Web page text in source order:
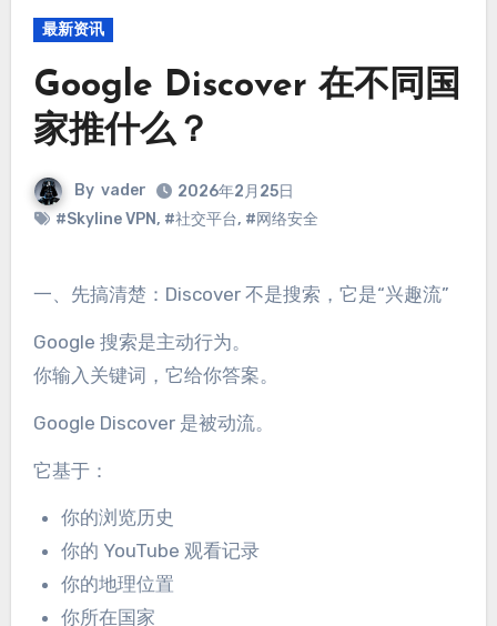
最新资讯
Google Discover 在不同国
家推什么？
By vader
2026年2月25日
#Skyline VPN, #社交平台, #网络安全
一、先搞清楚：Discover 不是搜索，它是“兴趣流”
Google 搜索是主动行为。
你输入关键词，它给你答案。
Google Discover 是被动流。
它基于：
你的浏览历史
你的 YouTube 观看记录
你的地理位置
你所在国家